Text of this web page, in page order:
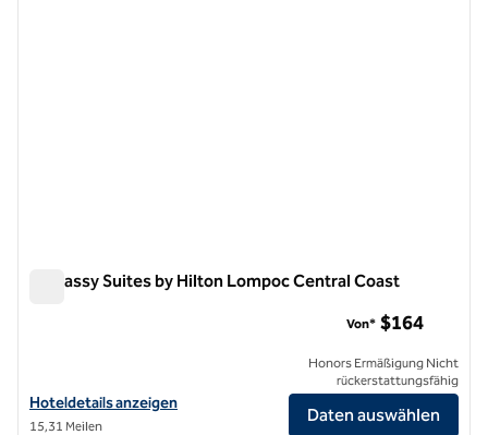
Embassy Suites by Hilton Lompoc Central Coast
Hoteldetails für Embassy Suites by Hilton Lompoc Central Coast
Hoteldetails anzeigen
15,31 Meilen
Von* $164
Honors Ermäßigung Nicht
rückerstattungsfähig
Daten auswählen